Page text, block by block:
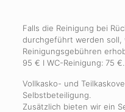
Falls die Reinigung bei
durchgeführt werden soll,
Reinigungsgebühren
95 € I WC-Reinigung: 75 €.
Vollkasko- und
Selbstbeteiligung.
Zusätzlich bieten wir ein